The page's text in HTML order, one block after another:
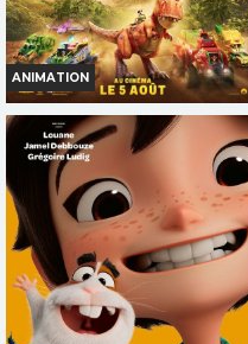
ANIMATION
LA PAT' PATROUILLE : LE FILM
MISSION DINO
Horaires et Infos
Bande-annonce
Réservation
TOUT PUBLIC